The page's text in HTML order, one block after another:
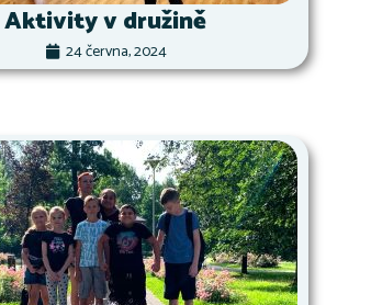
Aktivity v družině
24 června, 2024